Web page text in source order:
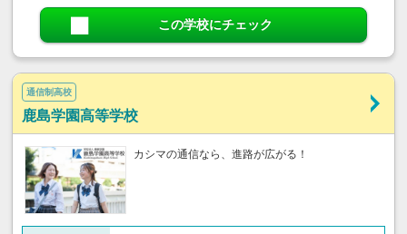
この学校にチェック
通信制高校
鹿島学園高等学校
カシマの通信なら、進路が広がる！